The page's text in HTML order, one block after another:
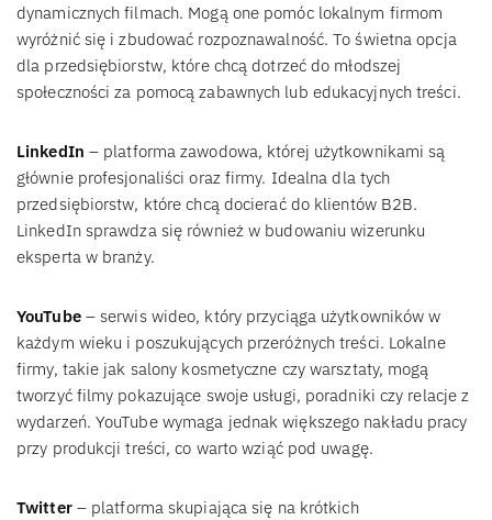
dynamicznych filmach. Mogą one pomóc lokalnym firmom
wyróżnić się i zbudować rozpoznawalność. To świetna opcja
dla przedsiębiorstw, które chcą dotrzeć do młodszej
społeczności za pomocą zabawnych lub edukacyjnych treści.
LinkedIn – platforma zawodowa, której użytkownikami są
głównie profesjonaliści oraz firmy. Idealna dla tych
przedsiębiorstw, które chcą docierać do klientów B2B.
LinkedIn sprawdza się również w budowaniu wizerunku
eksperta w branży.
YouTube– serwis wideo, który przyciąga użytkowników w
każdym wieku i poszukujących przeróżnych treści. Lokalne
firmy, takie jak salony kosmetyczne czy warsztaty, mogą
tworzyć filmy pokazujące swoje usługi, poradniki czy relacje z
wydarzeń. YouTube wymaga jednak większego nakładu pracy
przy produkcji treści, co warto wziąć pod uwagę.
Twitter– platforma skupiająca się na krótkich